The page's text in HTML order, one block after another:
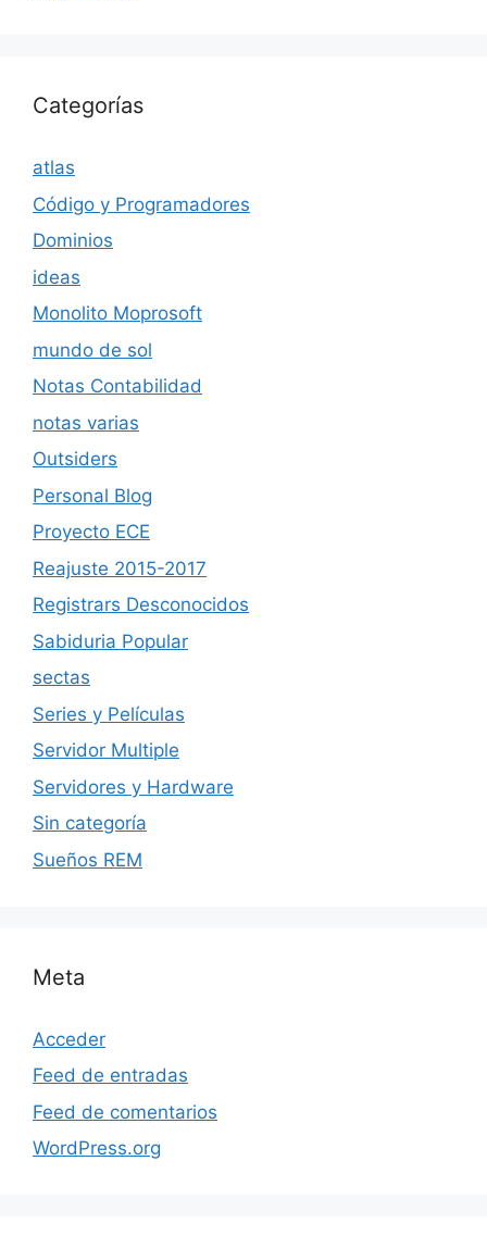
Categorías
atlas
Código y Programadores
Dominios
ideas
Monolito Moprosoft
mundo de sol
Notas Contabilidad
notas varias
Outsiders
Personal Blog
Proyecto ECE
Reajuste 2015-2017
Registrars Desconocidos
Sabiduria Popular
sectas
Series y Películas
Servidor Multiple
Servidores y Hardware
Sin categoría
Sueños REM
Meta
Acceder
Feed de entradas
Feed de comentarios
WordPress.org